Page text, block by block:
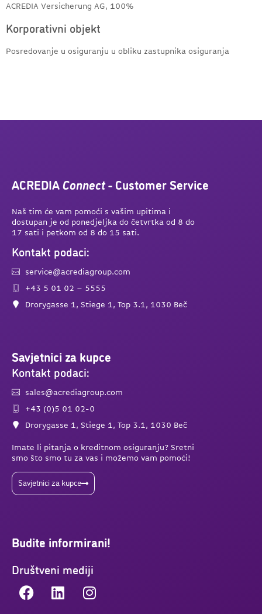
ACREDIA Versicherung AG, 100%
Korporativni objekt
Posredovanje u osiguranju u obliku zastupnika osiguranja
ACREDIA Connect- Customer Service
Naš tim će vam pomoći s vašim upitima i
dostupan je od ponedjeljka do četvrtka od 8 do
17 sati i petkom od 8 do 15 sati.
Kontakt podaci:
service@acrediagroup.com
+43 5 01 02 – 5555
Drorygasse 1, Stiege 1, Top 3.1, 1030 Beč
Savjetnici za kupce
Kontakt podaci:
sales@acrediagroup.com
+43 (0)5 01 02-0
Drorygasse 1, Stiege 1, Top 3.1, 1030 Beč
Imate li pitanja o kreditnom osiguranju? Sretni
smo što smo tu za vas i možemo vam pomoći!
Savjetnici za kupce
Budite informirani!
Društveni mediji